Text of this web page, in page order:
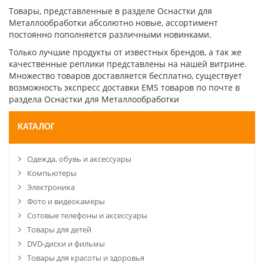
КАТАЛОГ
Одежда, обувь и аксессуары
Компьютеры
Электроника
Фото и видеокамеры
Сотовые телефоны и аксессуары
Товары для детей
DVD-диски и фильмы
Товары для красоты и здоровья
Товары, представленные в разделе Оснастки для
Металлообработки абсолютно новые, ассортимент
постоянно пополняется различными новинками.
Только лучшие продукты от известных брендов, а так же
качественные реплики представлены на нашей витрине.
Множество товаров доставляется бесплатно, существует
возможность экспресс доставки EMS товаров по почте в
раздела Оснастки для Металлообработки